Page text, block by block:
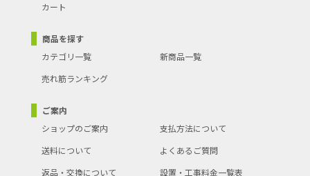
カート
商品を探す
カテゴリ一覧
新商品一覧
売れ筋ランキング
ご案内
ショップのご案内
支払方法について
送料について
よくあるご質問
返品・交換について
設置・工事料金一覧表